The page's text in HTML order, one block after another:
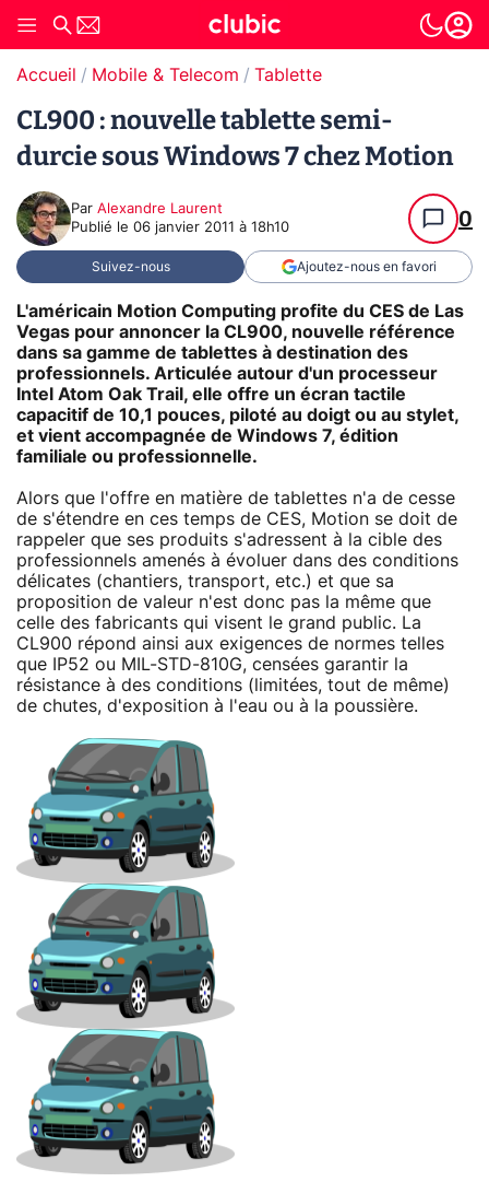
Accueil Mobile & Telecom Tablette
CL900 : nouvelle tablette semi-
durcie sous Windows 7 chez Motion
Par Alexandre Laurent
Publié le 06 janvier 2011 à 18h10 0
Suivez-nous Ajoutez-nous en favori
L'américain Motion Computing profite du CES de Las
Vegas pour annoncer la CL900, nouvelle référence
dans sa gamme de tablettes à destination des
professionnels. Articulée autour d'un processeur
Intel Atom Oak Trail, elle offre un écran tactile
capacitif de 10,1 pouces, piloté au doigt ou au stylet,
et vient accompagnée de Windows 7, édition
familiale ou professionnelle.
Alors que l'offre en matière de tablettes n'a de cesse
de s'étendre en ces temps de CES, Motion se doit de
rappeler que ses produits s'adressent à la cible des
professionnels amenés à évoluer dans des conditions
délicates (chantiers, transport, etc.) et que sa
proposition de valeur n'est donc pas la même que
celle des fabricants qui visent le grand public. La
CL900 répond ainsi aux exigences de normes telles
que IP52 ou MIL-STD-810G, censées garantir la
résistance à des conditions (limitées, tout de même)
de chutes, d'exposition à l'eau ou à la poussière.